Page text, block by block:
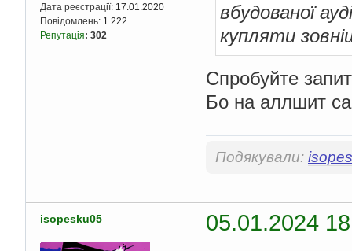
Дата реєстрації: 17.01.2020
Повідомлень: 1 222
Репутація: 302
вбудованої
купляти
Спробуйте
Бо на аллшит
Подякували:
isopesku05 05.01.2024